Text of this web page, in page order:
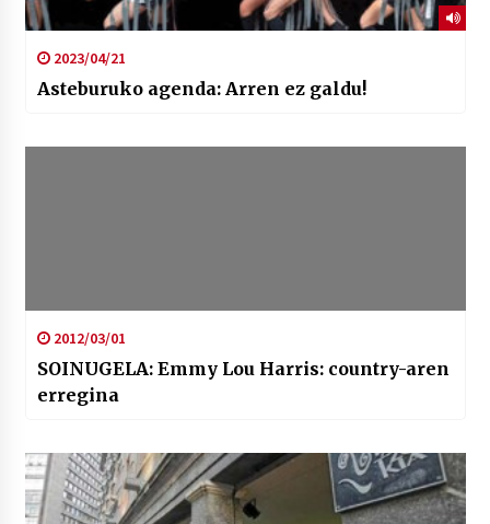
2023/04/21
Asteburuko agenda: Arren ez galdu!
2012/03/01
SOINUGELA: Emmy Lou Harris: country-aren
erregina